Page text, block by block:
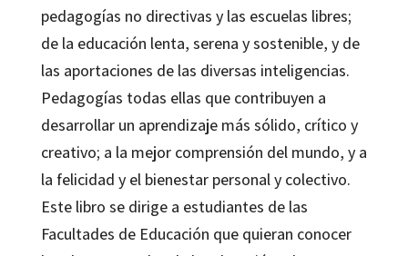
pedagogías no directivas y las escuelas libres;
de la educación lenta, serena y sostenible, y de
las aportaciones de las diversas inteligencias.
Pedagogías todas ellas que contribuyen a
desarrollar un aprendizaje más sólido, crítico y
creativo; a la mejor comprensión del mundo, y a
la felicidad y el bienestar personal y colectivo.
Este libro se dirige a estudiantes de las
Facultades de Educación que quieran conocer